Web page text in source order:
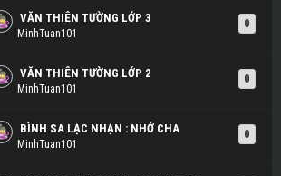
0
VĂN THIÊN TƯỜNG LỚP 3
MinhTuan101
0
VĂN THIÊN TƯỜNG LỚP 2
MinhTuan101
0
BÌNH SA LẠC NHẠN : NHỚ CHA
MinhTuan101